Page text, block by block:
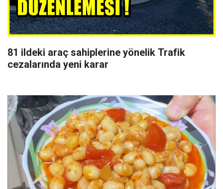
81 ildeki araç sahiplerine yönelik Trafik
cezalarında yeni karar